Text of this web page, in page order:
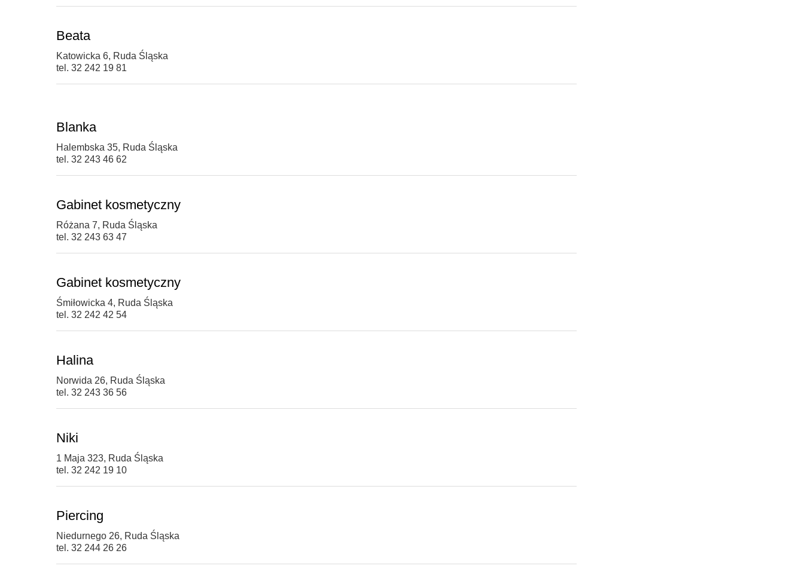
Beata
Katowicka 6, Ruda Śląska
tel. 32 242 19 81
Blanka
Halembska 35, Ruda Śląska
tel. 32 243 46 62
Gabinet kosmetyczny
Różana 7, Ruda Śląska
tel. 32 243 63 47
Gabinet kosmetyczny
Śmiłowicka 4, Ruda Śląska
tel. 32 242 42 54
Halina
Norwida 26, Ruda Śląska
tel. 32 243 36 56
Niki
1 Maja 323, Ruda Śląska
tel. 32 242 19 10
Piercing
Niedurnego 26, Ruda Śląska
tel. 32 244 26 26